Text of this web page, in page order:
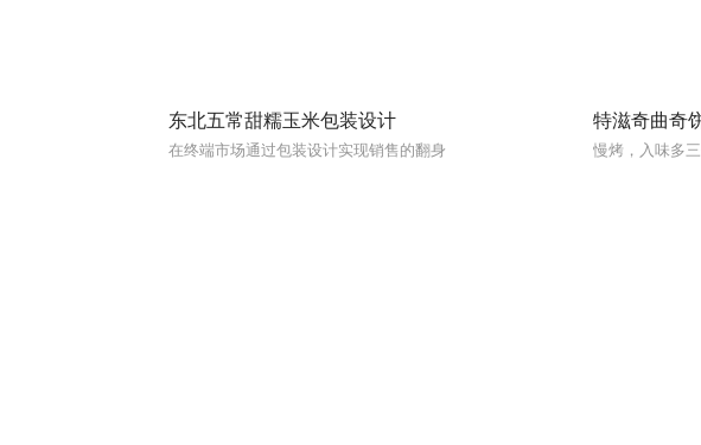
东北五常甜糯玉米包装设计
在终端市场通过包装设计实现销售的翻身
特滋奇曲奇
慢烤，入味多